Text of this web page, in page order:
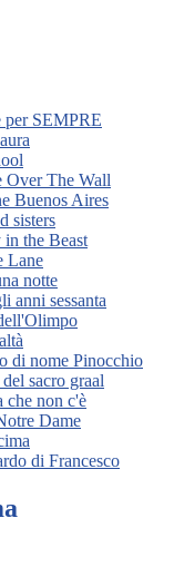
per SEMPRE
Over The Wall
Buenos Aires
sisters
the Beast
Lane
notte
anni sessanta
di nome Pinocchio
sacro graal
che non c'è
Dame
di Francesco